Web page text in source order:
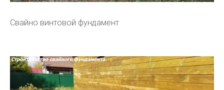
Свайно винтовой фундамент